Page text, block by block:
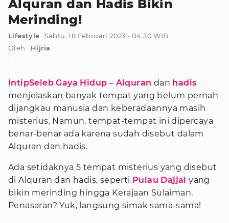
Alquran dan Hadis Bikin
Merinding!
Lifestyle
Sabtu, 18 Februari 2023 - 04:30 WIB
Oleh
:
Hijria
IntipSeleb Gaya Hidup – Alquran dan hadis
menjelaskan banyak tempat yang belum pernah
dijangkau manusia dan keberadaannya masih
misterius. Namun, tempat-tempat ini dipercaya
benar-benar ada karena sudah disebut dalam
Alquran dan hadis.
Ada setidaknya 5 tempat misterius yang disebut
di Alquran dan hadis, seperti Pulau Dajjal yang
bikin merinding hingga Kerajaan Sulaiman.
Penasaran? Yuk, langsung simak sama-sama!